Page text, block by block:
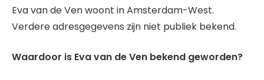
Eva van de Ven woont in Amsterdam-West.
Verdere adresgegevens zijn niet publiek bekend.
Waardoor is Eva van de Ven bekend geworden?